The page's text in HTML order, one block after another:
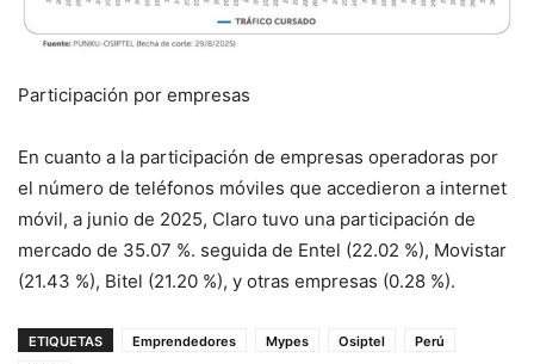
Participación por empresas
En cuanto a la participación de empresas operadoras por
el número de teléfonos móviles que accedieron a internet
móvil, a junio de 2025, Claro tuvo una participación de
mercado de 35.07 %. seguida de Entel (22.02 %), Movistar
(21.43 %), Bitel (21.20 %), y otras empresas (0.28 %).
ETIQUETAS Emprendedores Mypes Osiptel
Perú